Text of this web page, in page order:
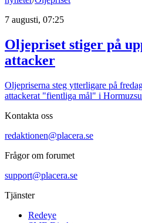
7 augusti, 07:25
Oljepriset stiger på
attacker
Oljepriserna steg ytterligare på
attackerat "fientliga mål" i
Kontakta oss
redaktionen@placera.se
Frågor om forumet
support@placera.se
Tjänster
Redeye